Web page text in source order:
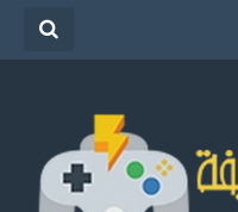
فاير للاجهزة